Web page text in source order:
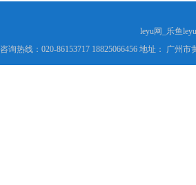
leyu网_乐鱼
咨询热线：020-86153717 18825066456 地址： 广州